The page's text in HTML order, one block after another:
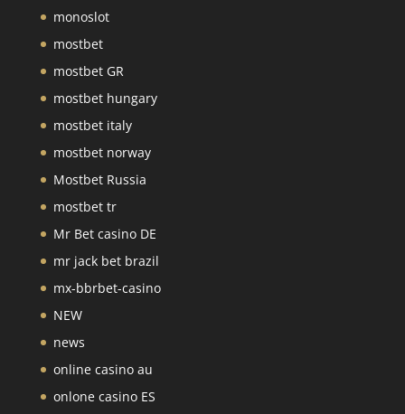
monoslot
mostbet
mostbet GR
mostbet hungary
mostbet italy
mostbet norway
Mostbet Russia
mostbet tr
Mr Bet casino DE
mr jack bet brazil
mx-bbrbet-casino
NEW
news
online casino au
onlone casino ES